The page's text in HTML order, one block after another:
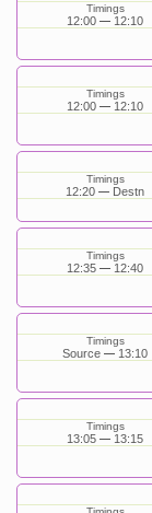
Timings
12:00 12:10
Timings
12:00 12:10
Timings
12:20 Destn
Timings
12:35 12:40
Timings
Source 13:10
Timings
13:05 13:15